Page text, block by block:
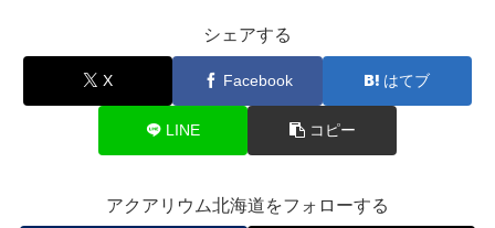
シェアする
X Facebook はてブ
LINE コピー
アクアリウム北海道をフォローする